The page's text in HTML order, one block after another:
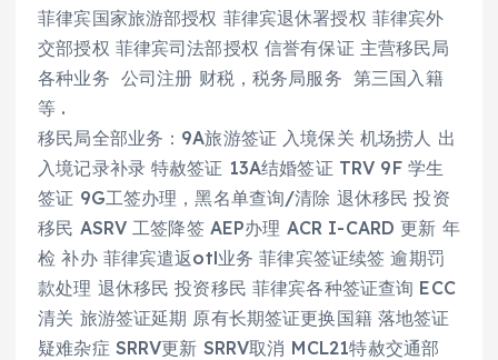
菲律宾国家旅游部授权 菲律宾退休署授权 菲律宾外
交部授权 菲律宾司法部授权 信誉有保证 主营移民局
各种业务 公司注册 财税，税务局服务 第三国入籍
等 .
移民局全部业务：9A旅游签证 入境保关 机场捞人 出
入境记录补录 特赦签证 13A结婚签证 TRV 9F 学生
签证 9G工签办理，黑名单查询/清除 退休移民 投资
移民 ASRV 工签降签 AEP办理 ACR I-CARD 更新 年
检 补办 菲律宾遣返otl业务 菲律宾签证续签 逾期罚
款处理 退休移民 投资移民 菲律宾各种签证查询 ECC
清关 旅游签证延期 原有长期签证更换国籍 落地签证
疑难杂症 SRRV更新 SRRV取消 MCL21特赦交通部